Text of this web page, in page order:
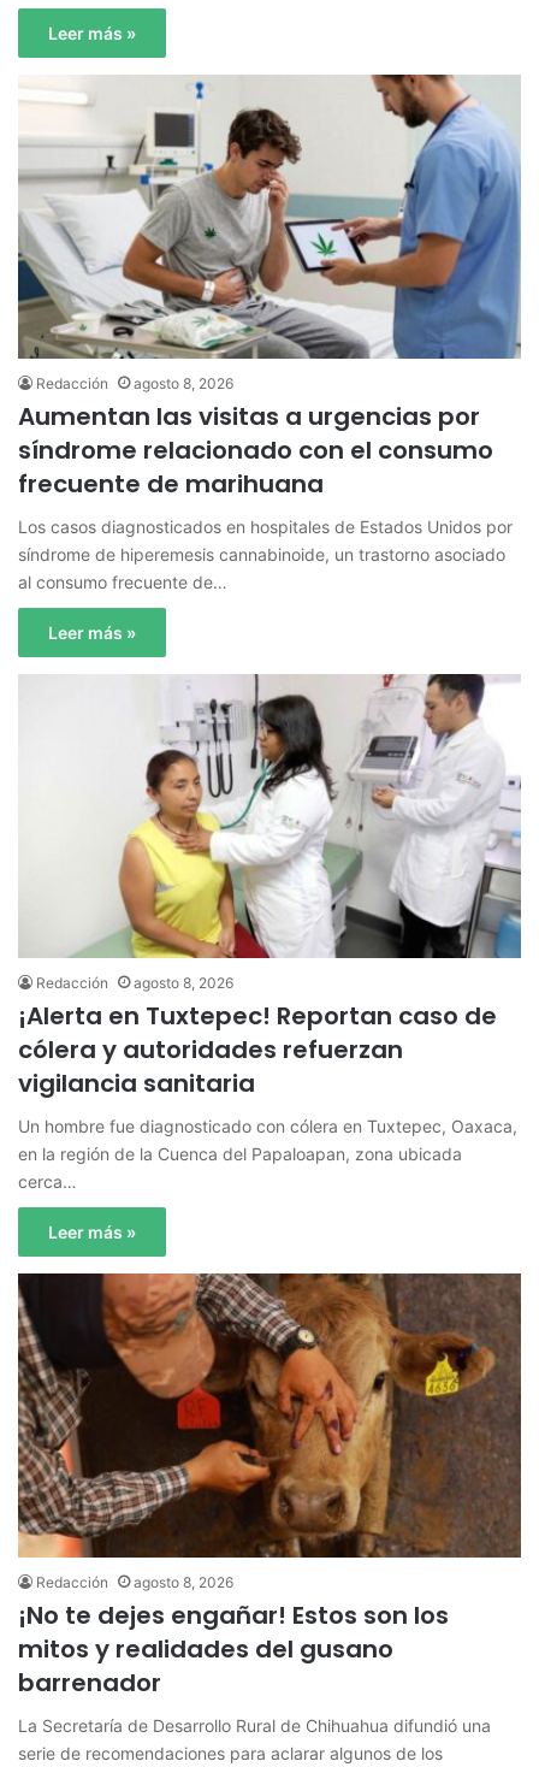
Leer más »
Redacción agosto 8, 2026
Aumentan las visitas a urgencias por
síndrome relacionado con el consumo
frecuente de marihuana
Los casos diagnosticados en hospitales de Estados Unidos por
síndrome de hiperemesis cannabinoide, un trastorno asociado
al consumo frecuente de…
Leer más »
Redacción agosto 8, 2026
¡Alerta en Tuxtepec! Reportan caso de
cólera y autoridades refuerzan
vigilancia sanitaria
Un hombre fue diagnosticado con cólera en Tuxtepec, Oaxaca,
en la región de la Cuenca del Papaloapan, zona ubicada
cerca…
Leer más »
Redacción agosto 8, 2026
¡No te dejes engañar! Estos son los
mitos y realidades del gusano
barrenador
La Secretaría de Desarrollo Rural de Chihuahua difundió una
serie de recomendaciones para aclarar algunos de los